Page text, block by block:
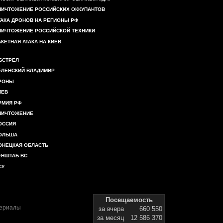
РОССИЙСКИХ ОККУПАНТОВ
ДРОНОВ НА РЕГИОНЫ РФ
РОССИЙСКОЙ ТЕХНИКИ
АТАКА НА КИЕВ
ВЛАДИМИР
РФ
ОБЛАСТЬ
ВС
Посещаемость
за вчера
660 550
за месяц
12 586 370